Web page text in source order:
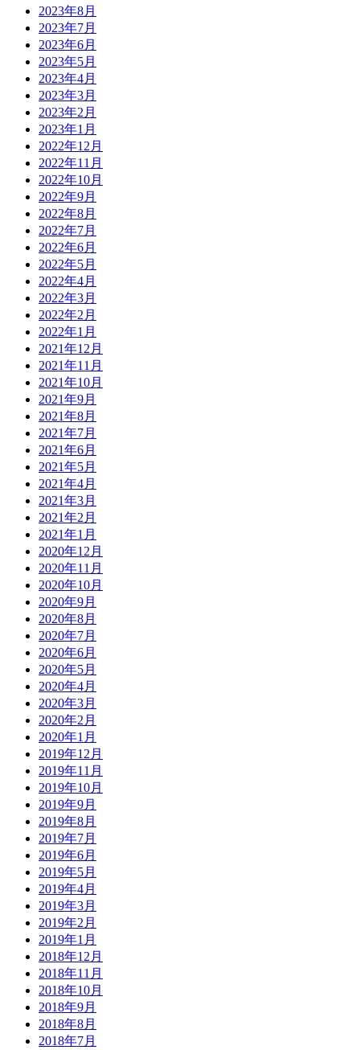
2023年8月
2023年7月
2023年6月
2023年5月
2023年4月
2023年3月
2023年2月
2023年1月
2022年12月
2022年11月
2022年10月
2022年9月
2022年8月
2022年7月
2022年6月
2022年5月
2022年4月
2022年3月
2022年2月
2022年1月
2021年12月
2021年11月
2021年10月
2021年9月
2021年8月
2021年7月
2021年6月
2021年5月
2021年4月
2021年3月
2021年2月
2021年1月
2020年12月
2020年11月
2020年10月
2020年9月
2020年8月
2020年7月
2020年6月
2020年5月
2020年4月
2020年3月
2020年2月
2020年1月
2019年12月
2019年11月
2019年10月
2019年9月
2019年8月
2019年7月
2019年6月
2019年5月
2019年4月
2019年3月
2019年2月
2019年1月
2018年12月
2018年11月
2018年10月
2018年9月
2018年8月
2018年7月